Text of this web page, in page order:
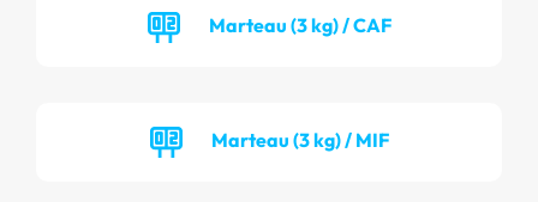
Marteau (3 kg) / CAF
Marteau (3 kg) / MIF